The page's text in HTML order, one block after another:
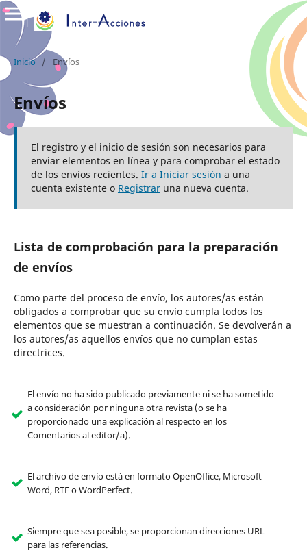
Inicio / Envíos
Envíos
El registro y el inicio de sesión son necesarios para
enviar elementos en línea y para comprobar el estado
de los envíos recientes. Ir a Iniciar sesión a una
cuenta existente o Registraruna nueva cuenta.
Lista de comprobación para la preparación
de envíos
Como parte del proceso de envío, los autores/as están
obligados a comprobar que su envío cumpla todos los
elementos que se muestran a continuación. Se devolverán a
los autores/as aquellos envíos que no cumplan estas
directrices.
El envío no ha sido publicado previamente ni se ha sometido
a consideración por ninguna otra revista (o se ha
proporcionado una explicación al respecto en los
Comentarios al editor/a).
El archivo de envío está en formato OpenOffice, Microsoft
Word, RTF o WordPerfect.
Siempre que sea posible, se proporcionan direcciones URL
para las referencias.